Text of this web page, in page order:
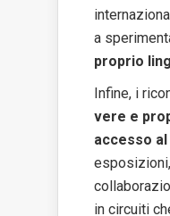
a
proprio
Infine, i
vere e
accesso
in circuiti